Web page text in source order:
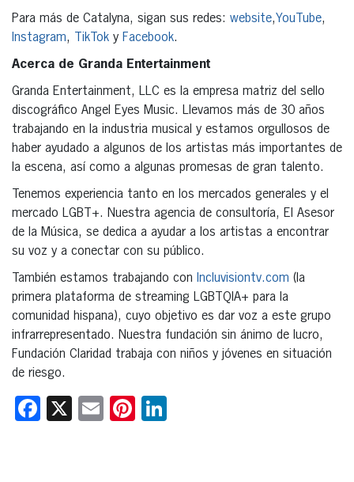
Para más de Catalyna, sigan sus redes: website,YouTube,
Instagram, TikTok y Facebook.
Acerca de Granda Entertainment
Granda Entertainment, LLC es la empresa matriz del sello
discográfico Angel Eyes Music. Llevamos más de 30 años
trabajando en la industria musical y estamos orgullosos de
haber ayudado a algunos de los artistas más importantes de
la escena, así como a algunas promesas de gran talento.
Tenemos experiencia tanto en los mercados generales y el
mercado LGBT+. Nuestra agencia de consultoría, El Asesor
de la Música, se dedica a ayudar a los artistas a encontrar
su voz y a conectar con su público.
También estamos trabajando con Incluvisiontv.com (la
primera plataforma de streaming LGBTQIA+ para la
comunidad hispana), cuyo objetivo es dar voz a este grupo
infrarrepresentado. Nuestra fundación sin ánimo de lucro,
Fundación Claridad trabaja con niños y jóvenes en situación
de riesgo.
Facebook
X EmailPinterest